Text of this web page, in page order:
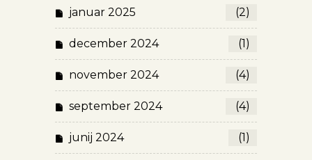
januar 2025 (2)
december 2024 (1)
november 2024 (4)
september 2024 (4)
junij 2024 (1)